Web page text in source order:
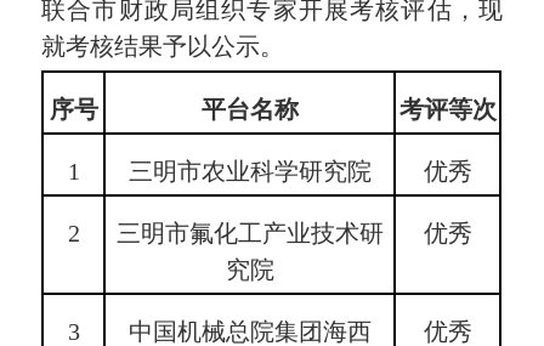
联合市财政局组织专家开展考核评估，现
就考核结果予以公示。
序号 平台名称 考评等次
1 三明市农业科学研究院 优秀
2
三明市氟化工产业技术研
究院
优秀
3
中国机械总院集团海西
优秀